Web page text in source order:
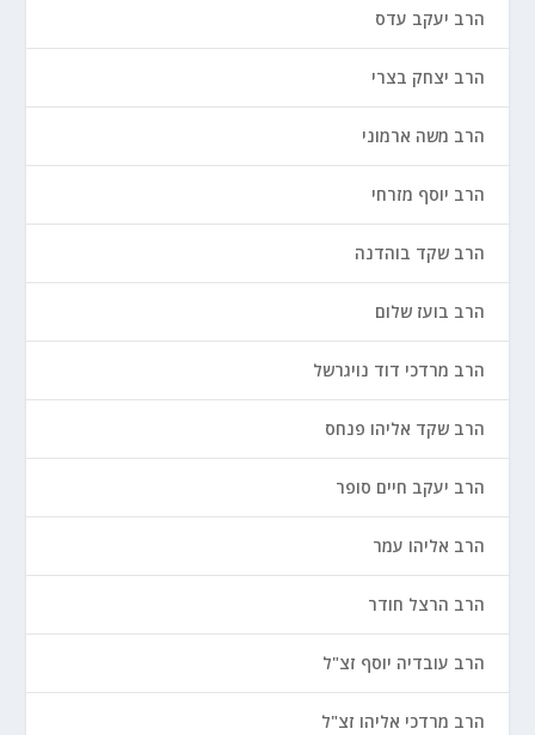
הרב יעקב עדס
הרב יצחק בצרי
הרב משה ארמוני
הרב יוסף מזרחי
הרב שקד בוהדנה
הרב בועז שלום
הרב מרדכי דוד נויגרשל
הרב שקד אליהו פנחס
הרב יעקב חיים סופר
הרב אליהו עמר
הרב הרצל חודר
הרב עובדיה יוסף זצ"ל
הרב מרדכי אליהו זצ"ל